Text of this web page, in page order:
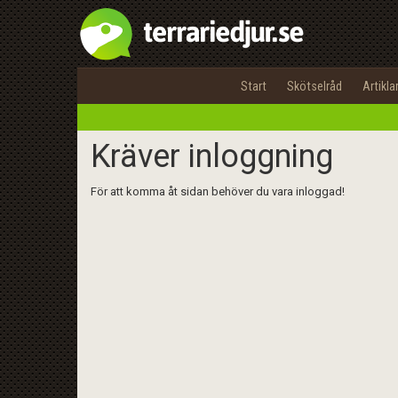
Start Skötselråd Artiklar
Kräver inloggning
För att komma åt sidan behöver du vara inloggad!